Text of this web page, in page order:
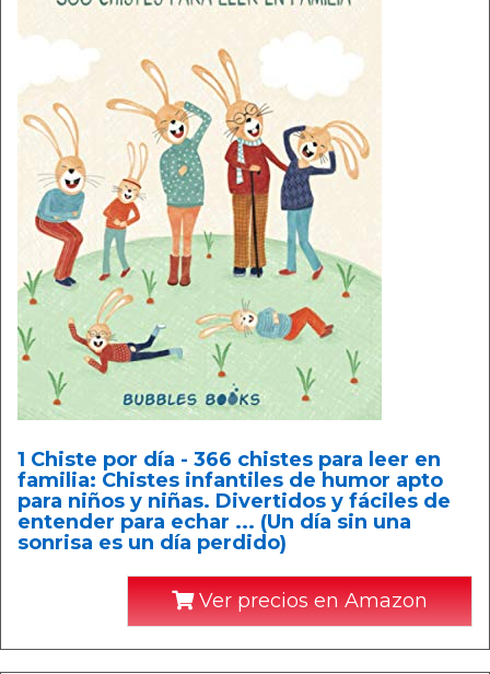
1 Chiste por día - 366 chistes para leer en
familia: Chistes infantiles de humor apto
para niños y niñas. Divertidos y fáciles de
entender para echar ... (Un día sin una
sonrisa es un día perdido)
Ver precios en Amazon